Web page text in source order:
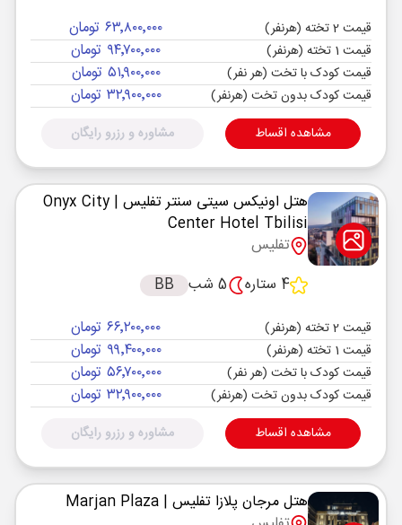
قیمت 2 تخته (هرنفر) ۶۳٬۸۰۰٬۰۰۰ تومان
قیمت 1 تخته (هرنفر) ۹۴٬۷۰۰٬۰۰۰ تومان
قیمت کودک با تخت (هر نفر) ۵۱٬۹۰۰٬۰۰۰ تومان
قیمت کودک بدون تخت (هرنفر) ۳۲٬۹۰۰٬۰۰۰ تومان
مشاهده اقساط مشاوره و رزرو رایگان
هتل اونیکس سیتی سنتر تفلیس | Onyx City
Center Hotel Tbilisi
تفلیس
4 ستاره
5 شب BB
قیمت 2 تخته (هرنفر) ۶۶٬۲۰۰٬۰۰۰ تومان
قیمت 1 تخته (هرنفر) ۹۹٬۴۰۰٬۰۰۰ تومان
قیمت کودک با تخت (هر نفر) ۵۶٬۷۰۰٬۰۰۰ تومان
قیمت کودک بدون تخت (هرنفر) ۳۲٬۹۰۰٬۰۰۰ تومان
مشاهده اقساط مشاوره و رزرو رایگان
هتل مرجان پلازا تفلیس | Marjan Plaza